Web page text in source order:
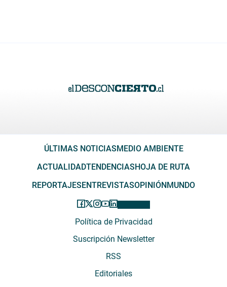
ÚLTIMAS NOTICIAS MEDIO AMBIENTE
ACTUALIDADTENDENCIAS HOJA DE RUTA
REPORTAJES ENTREVISTASOPINIÓN MUNDO
Política de Privacidad
Suscripción Newsletter
RSS
Editoriales